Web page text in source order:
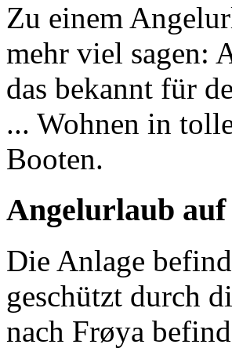
Zu einem
mehr viel sagen:
das bekannt für
... Wohnen in
Booten.
Angelurlaub
Die Anlage
geschützt durch
nach Frøya